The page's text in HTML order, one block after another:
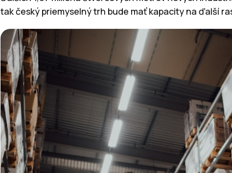
tak český priemyselný trh bude mať kapacity na ďalší